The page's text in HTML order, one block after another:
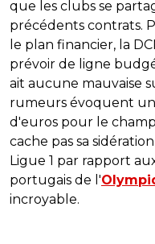
que les clubs se
précédents contrats.
le plan financier, la
prévoir de ligne
ait aucune mauvaise
rumeurs évoquent un
d'euros pour le
cache pas sa
Ligue 1 par rapport
portugais de l'
incroyable.